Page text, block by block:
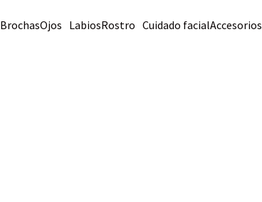
BrochasOjos LabiosRostro Cuidado facialAccesorios